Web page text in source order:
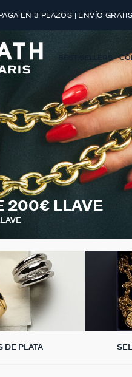
EN 3 PLAZOS | ENVÍO
200€ LLAVE
DE PLATA